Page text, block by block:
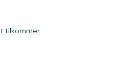
tilkommer